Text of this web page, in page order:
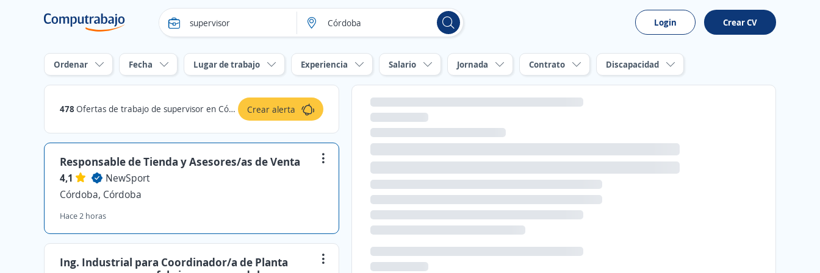
Login Crear CV
Ordenar Fecha Lugar de trabajo Experiencia Salario Jornada Contrato Discapacidad
478 Ofertas de trabajo de supervisor en Córdoba Crear alerta
Responsable de Tienda y Asesores/as de Venta
4,1
NewSport
Córdoba, Córdoba
Hace 2 horas
Ing. Industrial para Coordinador/a de Planta